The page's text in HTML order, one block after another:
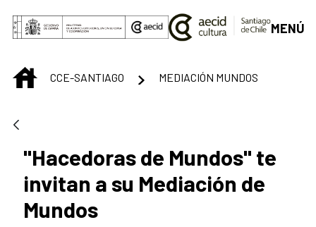
Saut au contenu principal
MENÚ
INICIOCCE-SANTIAGO MEDIACIÓN MUNDOS
"Hacedoras de Mundos" te
invitan a su Mediación de
Mundos